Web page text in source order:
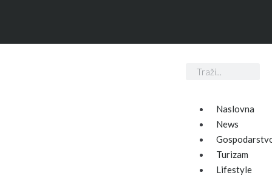
Naslovna
News
Turizam
Lifestyle